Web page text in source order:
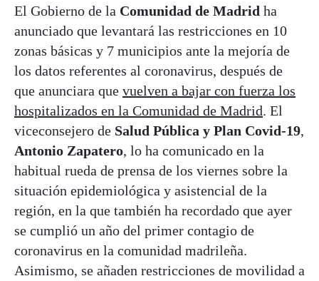
El Gobierno de la Comunidad de Madrid ha
anunciado que levantará las restricciones en 10
zonas básicas y 7 municipios ante la mejoría de
los datos referentes al coronavirus, después de
que anunciara que vuelven a bajar con fuerza los
hospitalizados en la Comunidad de Madrid. El
viceconsejero de Salud Pública y Plan Covid-19,
Antonio Zapatero, lo ha comunicado en la
habitual rueda de prensa de los viernes sobre la
situación epidemiológica y asistencial de la
región, en la que también ha recordado que ayer
se cumplió un año del primer contagio de
coronavirus en la comunidad madrileña.
Asimismo, se añaden restricciones de movilidad a